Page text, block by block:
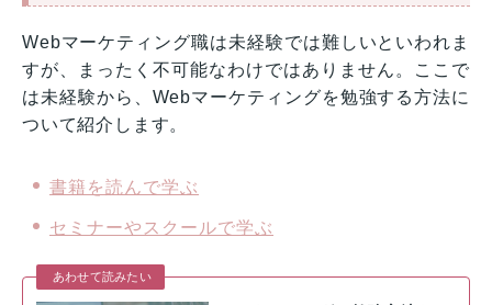
Webマーケティング職は未経験では難しいといわれま
すが、まったく不可能なわけではありません。ここで
は未経験から、Webマーケティングを勉強する方法に
ついて紹介します。
書籍を読んで学ぶ
セミナーやスクールで学ぶ
あわせて読みたい